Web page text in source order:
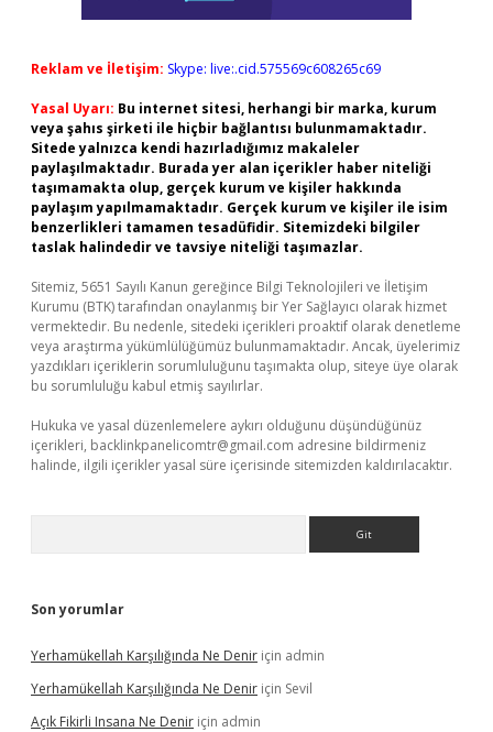
Reklam ve İletişim: Skype: live:.cid.575569c608265c69
Yasal Uyarı: Bu internet sitesi, herhangi bir marka, kurum
veya şahıs şirketi ile hiçbir bağlantısı bulunmamaktadır.
Sitede yalnızca kendi hazırladığımız makaleler
paylaşılmaktadır. Burada yer alan içerikler haber niteliği
taşımamakta olup, gerçek kurum ve kişiler hakkında
paylaşım yapılmamaktadır. Gerçek kurum ve kişiler ile isim
benzerlikleri tamamen tesadüfidir. Sitemizdeki bilgiler
taslak halindedir ve tavsiye niteliği taşımazlar.
Sitemiz, 5651 Sayılı Kanun gereğince Bilgi Teknolojileri ve İletişim
Kurumu (BTK) tarafından onaylanmış bir Yer Sağlayıcı olarak hizmet
vermektedir. Bu nedenle, sitedeki içerikleri proaktif olarak denetleme
veya araştırma yükümlülüğümüz bulunmamaktadır. Ancak, üyelerimiz
yazdıkları içeriklerin sorumluluğunu taşımakta olup, siteye üye olarak
bu sorumluluğu kabul etmiş sayılırlar.
Hukuka ve yasal düzenlemelere aykırı olduğunu düşündüğünüz
içerikleri, backlinkpanelicomtr@gmail.com adresine bildirmeniz
halinde, ilgili içerikler yasal süre içerisinde sitemizden kaldırılacaktır.
Son yorumlar
Yerhamükellah Karşılığında Ne Denir için admin
Yerhamükellah Karşılığında Ne Denir için Sevil
Açık Fikirli Insana Ne Denir için admin